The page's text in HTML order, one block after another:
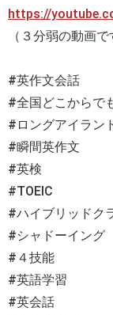
https://
（３分弱の動画で
#英作文会話
#全国どこからで
#ロングアイラン
#瞬間英作文
#英検
#TOEIC
#ハイブリッドク
#シャドーイング
#４技能
#英語学習
#英会話